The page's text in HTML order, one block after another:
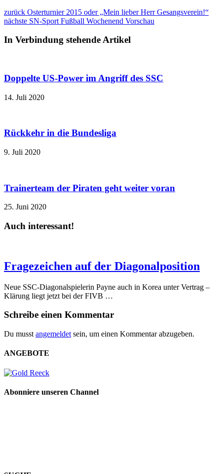
zurück Osterturnier 2015 oder „Mein lieber Herr Gesangsverein!“
nächste SN-Sport Fußball Wochenend Vorschau
In Verbindung stehende Artikel
Doppelte US-Power im Angriff des SSC
14. Juli 2020
Rückkehr in die Bundesliga
9. Juli 2020
Trainerteam der Piraten geht weiter voran
25. Juni 2020
Auch interessant!
Fragezeichen auf der Diagonalposition
Neue SSC-Diagonalspielerin Payne auch in Korea unter Vertrag –
Klärung liegt jetzt bei der FIVB …
Schreibe einen Kommentar
Du musst angemeldet sein, um einen Kommentar abzugeben.
ANGEBOTE
Abonniere unseren Channel